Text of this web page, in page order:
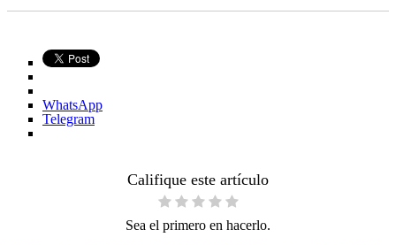
WhatsApp
Telegram
Califique este artículo
Sea el primero en hacerlo.